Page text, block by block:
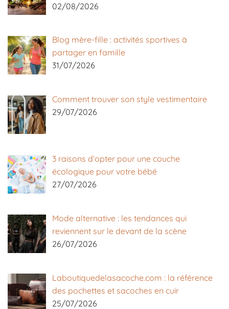
02/08/2026
Blog mère-fille : activités sportives à
partager en famille
31/07/2026
Comment trouver son style vestimentaire
29/07/2026
3 raisons d’opter pour une couche
écologique pour votre bébé
27/07/2026
Mode alternative : les tendances qui
reviennent sur le devant de la scène
26/07/2026
Laboutiquedelasacoche.com : la référence
des pochettes et sacoches en cuir
25/07/2026